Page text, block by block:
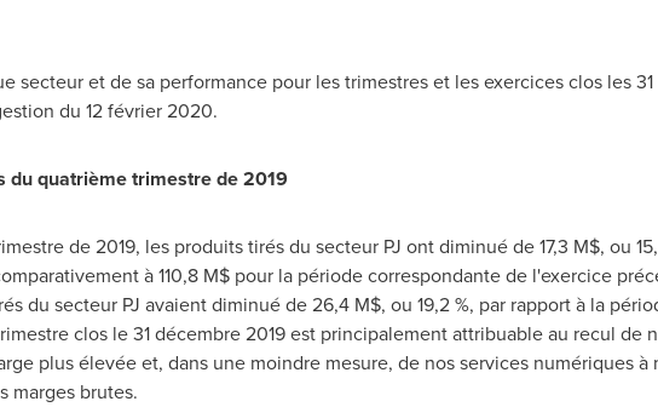
secteur et de sa performance pour les trimestres et les exercices clos les
du 12 février 2020.
du quatrième trimestre de 2019
de 2019, les produits tirés du secteur PJ ont diminué de 17,3 M$, ou
à 110,8 M$ pour la période correspondante de l'exercice
du secteur PJ avaient diminué de 26,4 M$, ou 19,2 %, par rapport à la
clos le 31 décembre 2019 est principalement attribuable au recul de
plus élevée et, dans une moindre mesure, de nos services numériques
marges brutes.